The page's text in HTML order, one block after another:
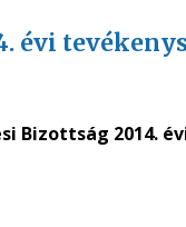
évi
Bizottság 2014.